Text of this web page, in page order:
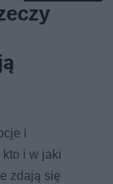
i
i w jaki
zdają się